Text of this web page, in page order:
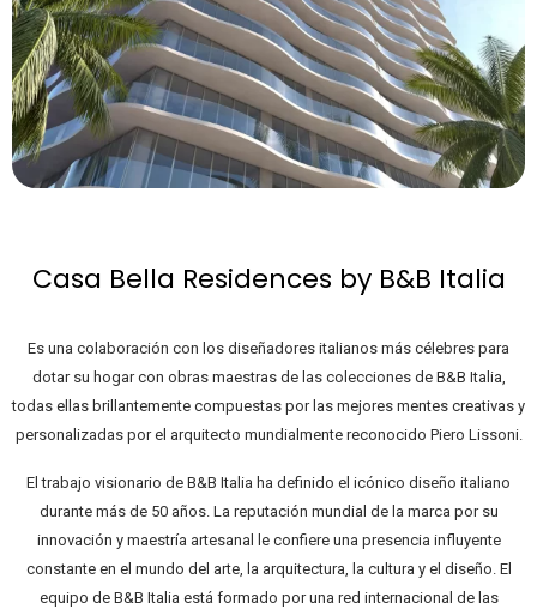
Casa Bella Residences by B&B Italia
Es una colaboración con los diseñadores italianos más célebres para
dotar su hogar con obras maestras de las colecciones de B&B Italia,
todas ellas brillantemente compuestas por las mejores mentes creativas y
personalizadas por el arquitecto mundialmente reconocido Piero Lissoni.
El trabajo visionario de B&B Italia ha definido el icónico diseño italiano
durante más de 50 años. La reputación mundial de la marca por su
innovación y maestría artesanal le confiere una presencia influyente
constante en el mundo del arte, la arquitectura, la cultura y el diseño. El
equipo de B&B Italia está formado por una red internacional de las